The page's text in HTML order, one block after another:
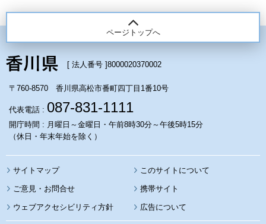
ページトップへ
[ 法人番号 ]8000020370002
〒760-8570 香川県高松市番町四丁目1番10号
代表電話 : 087-831-1111
開庁時間 : 月曜日～金曜日・午前8時30分～午後5時15分
（休日・年末年始を除く）
サイトマップ このサイトについて
携帯サイト
ウェブアクセシビリティ方針 広告について